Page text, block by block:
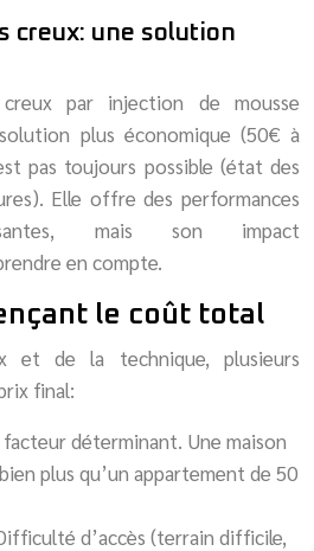
creux: une solution
par injection de mousse
plus économique (50€ à
pas toujours possible (état des
Elle offre des performances
mais son impact
en compte.
le coût total
et de la technique, plusieurs
final:
facteur déterminant. Une maison
plus qu’un appartement de 50
d’accès (terrain difficile,